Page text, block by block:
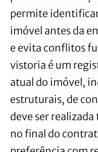
permite
imóvel antes da
e evita conflitos
vistoria é um
atual do imóvel,
estruturais, de
deve ser
no final do